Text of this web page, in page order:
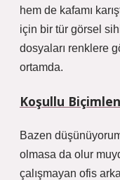
hem de kafamı
için bir tür görsel
dosyaları renklere
ortamda.
Koşullu
Bazen
olmasa da olur
çalışmayan ofis